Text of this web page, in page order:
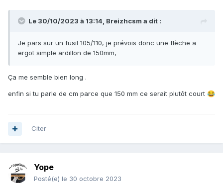
Le 30/10/2023 à 13:14, Breizhcsm a dit :
Je pars sur un fusil 105/110, je prévois donc une flèche a
ergot simple ardillon de 150mm,
Ça me semble bien long .
enfin si tu parle de cm parce que 150 mm ce serait plutôt court 😂
Citer
Yope
Posté(e) le 30 octobre 2023